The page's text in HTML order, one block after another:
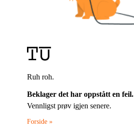
Ruh roh.
Beklager det har oppstått en feil.
Vennligst prøv igjen senere.
Forside »